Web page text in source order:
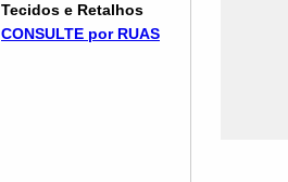
Tecidos e Retalhos
CONSULTE por RUAS